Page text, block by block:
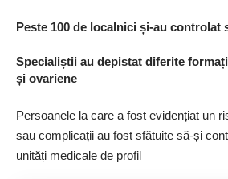
Peste 100 de localnici și-au controlat
Specialiștii au depistat diferite
și ovariene
Persoanele la care a fost evidențiat un
sau complicații au fost sfătuite să-și
unități medicale de profil